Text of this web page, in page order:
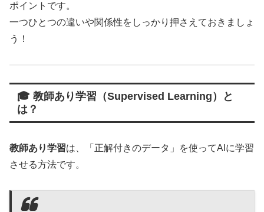
ポイントです。
一つひとつの違いや関係性をしっかり押さえておきましょ
う！
🎓 教師あり学習（Supervised Learning）と
は？
教師あり学習は、「正解付きのデータ」を使ってAIに学習
させる方法です。